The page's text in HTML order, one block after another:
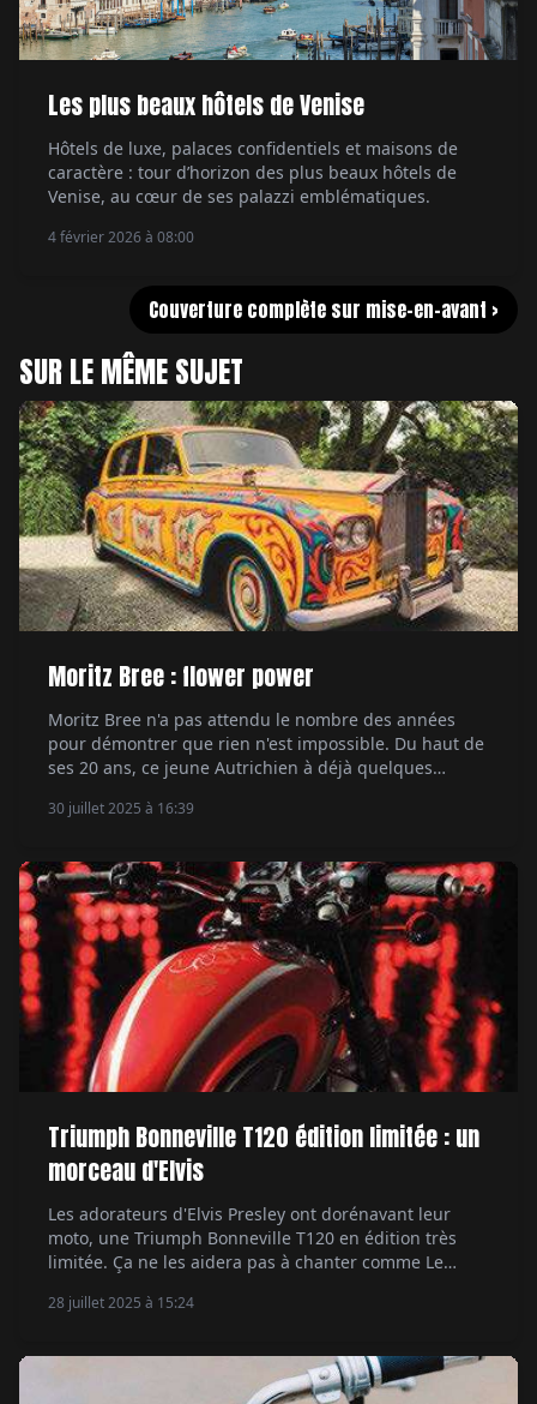
Les plus beaux hôtels de Venise
Hôtels de luxe, palaces confidentiels et maisons de
caractère : tour d’horizon des plus beaux hôtels de
Venise, au cœur de ses palazzi emblématiques.
4 février 2026 à 08:00
Couverture complète sur mise-en-avant >
SUR LE MÊME SUJET
Moritz Bree : flower power
Moritz Bree n'a pas attendu le nombre des années
pour démontrer que rien n'est impossible. Du haut de
ses 20 ans, ce jeune Autrichien à déjà quelques
courant que le sien, voici sa SR500 flat track
30 juillet 2025 à 16:39
Triumph Bonneville T120 édition limitée : un
morceau d'Elvis
Les adorateurs d'Elvis Presley ont dorénavant leur
moto, une Triumph Bonneville T120 en édition très
limitée. Ça ne les aidera pas à chanter comme Le
d'histoire. Par Ethan Valentin.
28 juillet 2025 à 15:24